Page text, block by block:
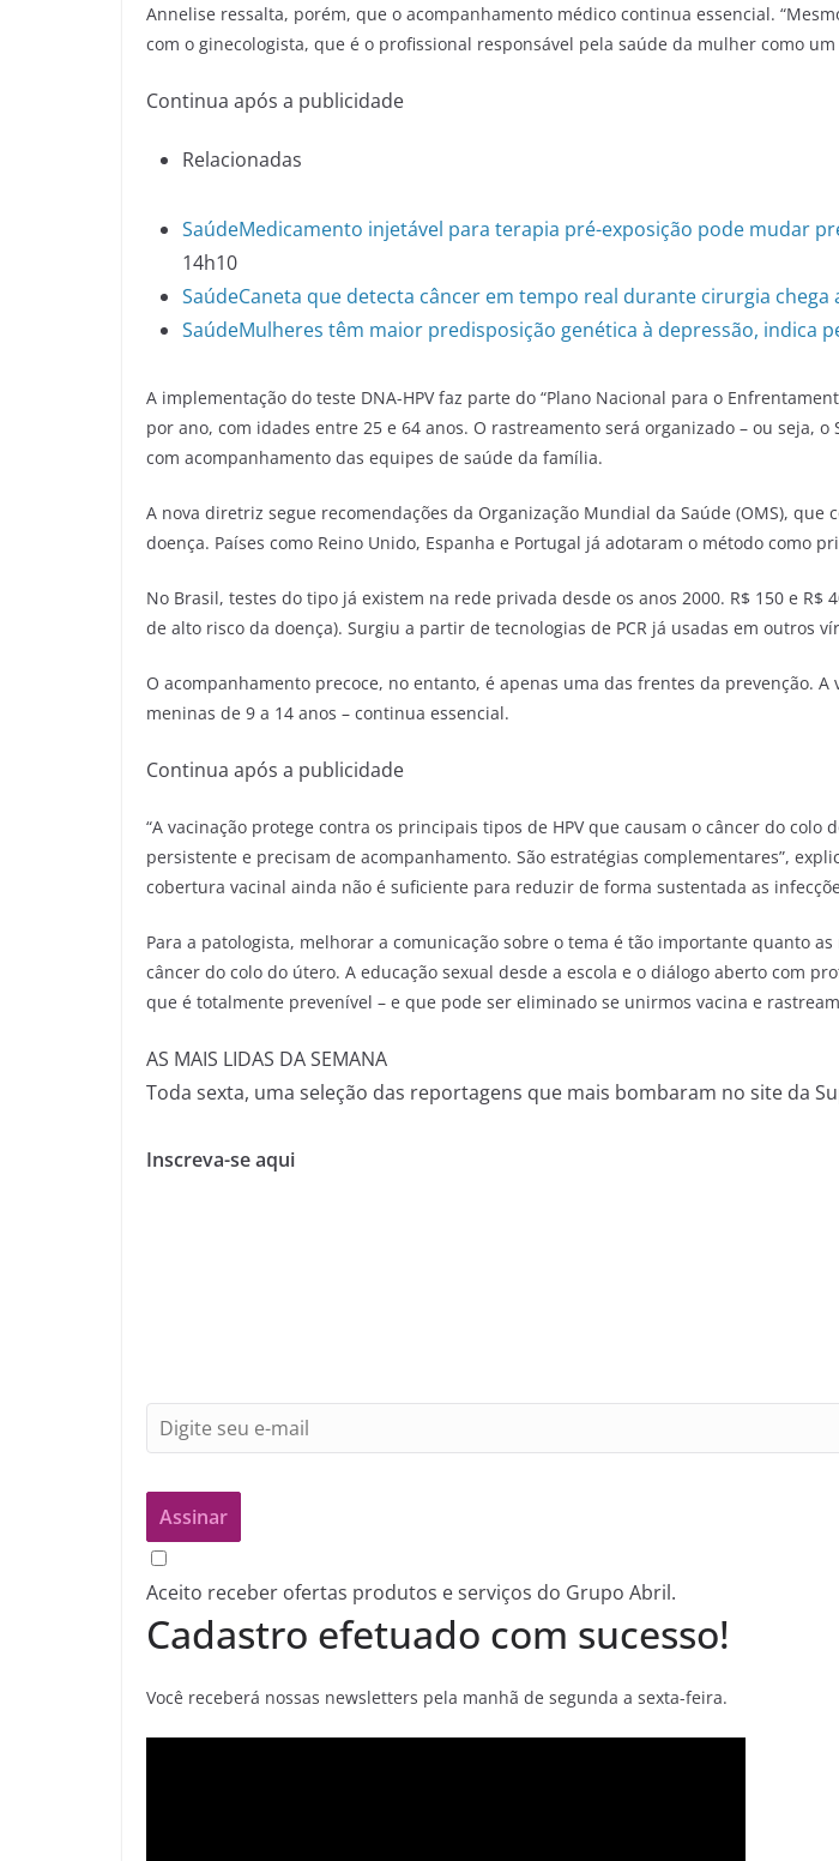
Annelise ressalta, porém, que o acompanhamento médico continua essencial.
com o ginecologista, que é o profissional responsável pela saúde da mulher como
Continua após a publicidade
Relacionadas
SaúdeMedicamento injetável para terapia pré-exposição pode mudar
14h10
SaúdeCaneta que detecta câncer em tempo real durante cirurgia chega
SaúdeMulheres têm maior predisposição genética à depressão, indica
A implementação do teste DNA-HPV faz parte do “Plano Nacional para o
por ano, com idades entre 25 e 64 anos. O rastreamento será organizado – ou seja, o
com acompanhamento das equipes de saúde da família.
A nova diretriz segue recomendações da Organização Mundial da Saúde (OMS),
doença. Países como Reino Unido, Espanha e Portugal já adotaram o método como
No Brasil, testes do tipo já existem na rede privada desde os anos 2000. R$ 150 e
de alto risco da doença). Surgiu a partir de tecnologias de PCR já usadas em outros
O acompanhamento precoce, no entanto, é apenas uma das frentes da prevenção.
meninas de 9 a 14 anos – continua essencial.
Continua após a publicidade
“A vacinação protege contra os principais tipos de HPV que causam o câncer do
persistente e precisam de acompanhamento. São estratégias complementares”,
cobertura vacinal ainda não é suficiente para reduzir de forma sustentada as
Para a patologista, melhorar a comunicação sobre o tema é tão importante quanto
câncer do colo do útero. A educação sexual desde a escola e o diálogo aberto com
que é totalmente prevenível – e que pode ser eliminado se unirmos vacina e
AS MAIS LIDAS DA SEMANA
Toda sexta, uma seleção das reportagens que mais bombaram no site da
Inscreva-se aqui
Aceito receber ofertas produtos e serviços do Grupo Abril.
Cadastro efetuado com sucesso!
Você receberá nossas newsletters pela manhã de segunda a sexta-feira.